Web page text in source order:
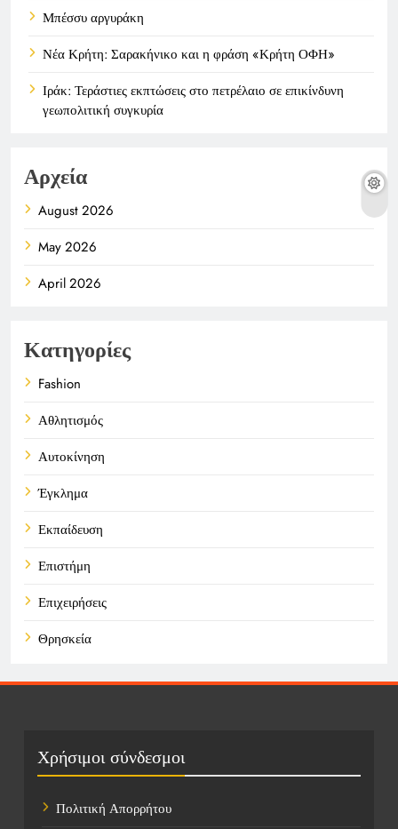
Μπέσσυ αργυράκη
Νέα Κρήτη: Σαρακήνικο και η φράση «Κρήτη ΟΦΗ»
Ιράκ: Τεράστιες εκπτώσεις στο πετρέλαιο σε επικίνδυνη
γεωπολιτική συγκυρία
Αρχεία
August 2026
May 2026
April 2026
Κατηγορίες
Fashion
Αθλητισμός
Αυτοκίνηση
Έγκλημα
Εκπαίδευση
Επιστήμη
Επιχειρήσεις
Θρησκεία
Πολιτική
Χρήσιμοι σύνδεσμοι
Πολιτική Απορρήτου